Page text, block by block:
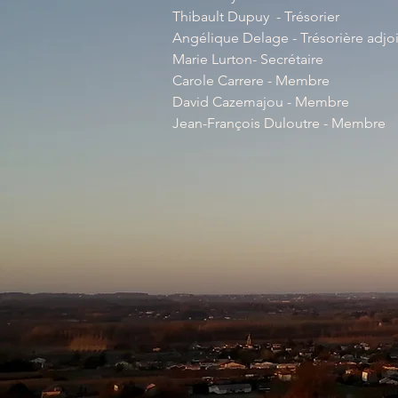
Thibault Dupuy - Trésorier
Angélique Delage - Trésorière
Marie Lurton- Secrétaire
Carole Carrere - Membre
David Cazemajou - Membre
Jean-François Duloutre - Membre